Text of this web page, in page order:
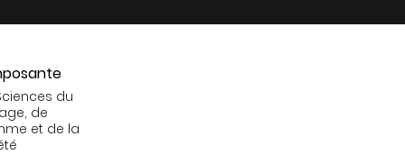
du
de
et de la